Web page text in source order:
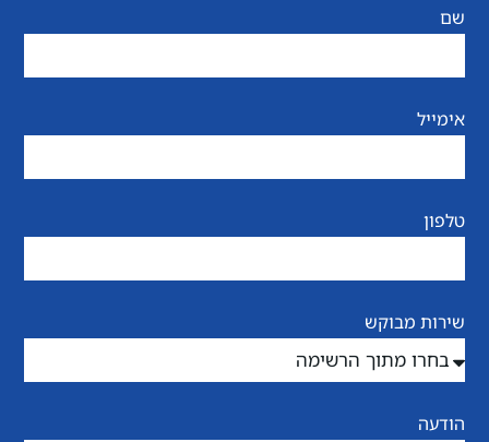
שם
אימייל
טלפון
שירות מבוקש
הודעה